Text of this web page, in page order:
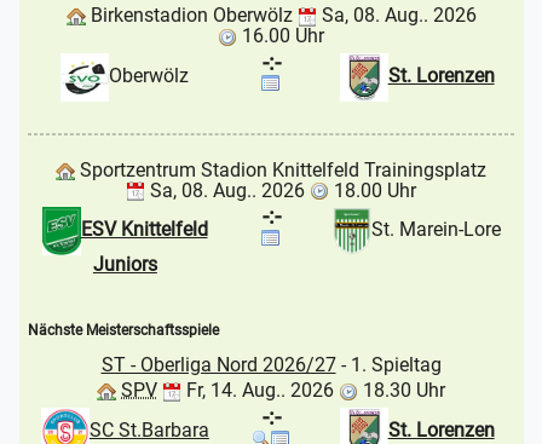
Birkenstadion Oberwölz
Sa, 08. Aug.. 2026
16.00 Uhr
Oberwölz
St. Lorenzen
-:-
Sportzentrum Stadion Knittelfeld Trainingsplatz
Sa, 08. Aug.. 2026
18.00 Uhr
ESV Knittelfeld
Juniors
St. Marein-Lore
-:-
Nächste Meisterschaftsspiele
ST - Oberliga Nord 2026/27- 1. Spieltag
SPV
Fr, 14. Aug.. 2026
18.30 Uhr
SC St.Barbara
St. Lorenzen
-:-